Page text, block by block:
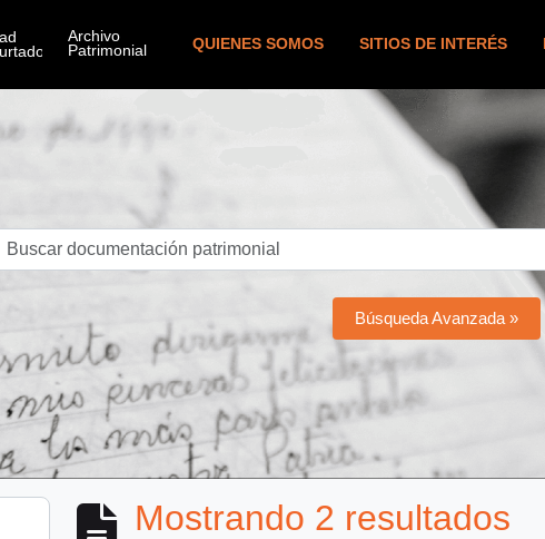
QUIENES SOMOS SITIOS DE INTERÉS
Búsqueda Avanzada »
Mostrando 2 resultados